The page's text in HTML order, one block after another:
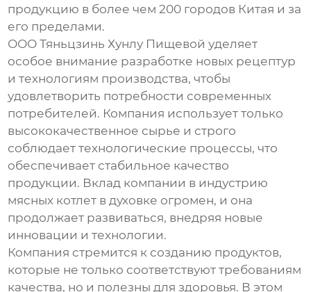
продукцию в более чем 200 городов Китая и за
его пределами.
ООО Тяньцзинь Хунлу Пищевой уделяет
особое внимание разработке новых рецептур
и технологиям производства, чтобы
удовлетворить потребности современных
потребителей. Компания использует только
высококачественное сырье и строго
соблюдает технологические процессы, что
обеспечивает стабильное качество
продукции. Вклад компании в индустрию
мясных котлет в духовке огромен, и она
продолжает развиваться, внедряя новые
инновации и технологии.
Компания стремится к созданию продуктов,
которые не только соответствуют требованиям
качества, но и полезны для здоровья. В этом